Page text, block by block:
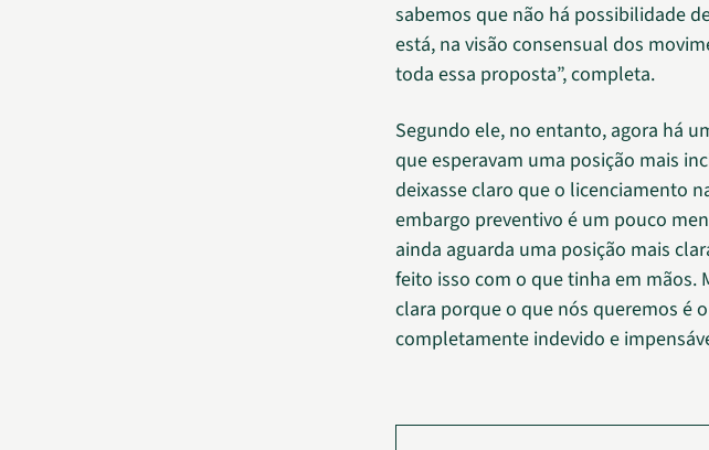
sabemos que não há possibilidade
está, na visão consensual dos
toda essa proposta”, completa.
Segundo ele, no entanto, agora há
que esperavam uma posição mais
deixasse claro que o licenciamento
embargo preventivo é um pouco
ainda aguarda uma posição mais
feito isso com o que tinha em mãos.
clara porque o que nós queremos é
completamente indevido e